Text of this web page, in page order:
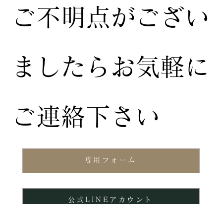
専用フォーム
公式LINEアカウント
ご不明点がござい
ましたらお気軽に
ご連絡下さい